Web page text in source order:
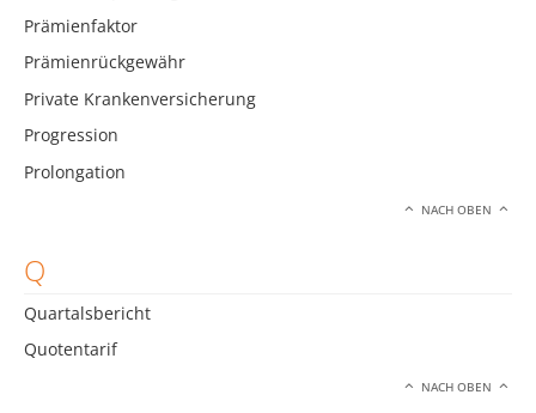
Prämienfaktor
Prämienrückgewähr
Private Krankenversicherung
Progression
Prolongation
NACH OBEN
Q
Quartalsbericht
Quotentarif
NACH OBEN